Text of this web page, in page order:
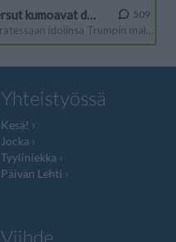
Yhteistyössä
Kesä!
Jocka
Tyyliniekka
Päivän Lehti